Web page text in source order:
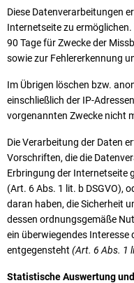
Diese Datenverarbeitungen
Internetseite zu
90 Tage für Zwecke der
sowie zur Fehlererkennung
Im Übrigen löschen bzw.
einschließlich der IP-
vorgenannten Zwecke nicht
Die Verarbeitung der Daten
Vorschriften, die die
Erbringung der Internetseite
(Art. 6 Abs. 1 lit. b DSGVO),
daran haben, die Sicherheit
dessen ordnungsgemäße
ein überwiegendes Interesse
entgegensteht (Art. 6 Abs. 1
Statistische Auswertung